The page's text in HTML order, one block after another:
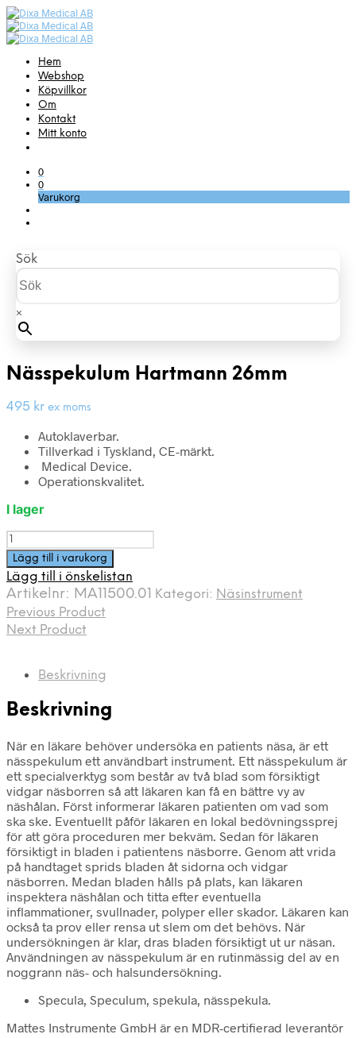
Hem
Webshop
Köpvillkor
Om
Kontakt
Mitt konto
0
0
Varukorg
Sök
×
Nässpekulum Hartmann 26mm
495 kr ex moms
Autoklaverbar.
Tillverkad i Tyskland, CE-märkt.
Medical Device.
Operationskvalitet.
I lager
Nässpekulum
Hartmann
26mm
mängd
Lägg till i varukorg
Lägg till i önskelistan
Artikelnr: MA11500.01 Kategori: Näsinstrument
Previous Product
Next Product
Beskrivning
Beskrivning
När en läkare behöver undersöka en patients näsa, är ett
nässpekulum ett användbart instrument. Ett nässpekulum är
ett specialverktyg som består av två blad som försiktigt
vidgar näsborren så att läkaren kan få en bättre vy av
näshålan. Först informerar läkaren patienten om vad som
ska ske. Eventuellt påför läkaren en lokal bedövningssprej
för att göra proceduren mer bekväm. Sedan för läkaren
försiktigt in bladen i patientens näsborre. Genom att vrida
på handtaget sprids bladen åt sidorna och vidgar
näsborren. Medan bladen hålls på plats, kan läkaren
inspektera näshålan och titta efter eventuella
inflammationer, svullnader, polyper eller skador. Läkaren kan
också ta prov eller rensa ut slem om det behövs. När
undersökningen är klar, dras bladen försiktigt ut ur näsan.
Användningen av nässpekulum är en rutinmässig del av en
noggrann näs- och halsundersökning.
Specula, Speculum, spekula, nässpekula.
Mattes Instrumente GmbH är en MDR-certifierad leverantör